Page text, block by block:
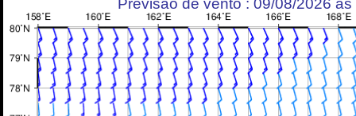
Previsão de vento : 09/08/2026 às